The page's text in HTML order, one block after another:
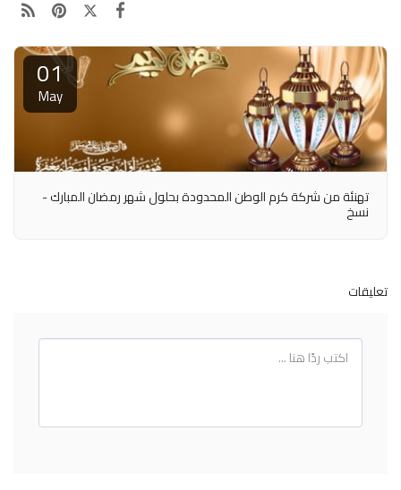
01
May
تهنئة من شركة كرم الوطن المحدودة بحلول شهر رمضان المبارك -
نسخ
تعليقات